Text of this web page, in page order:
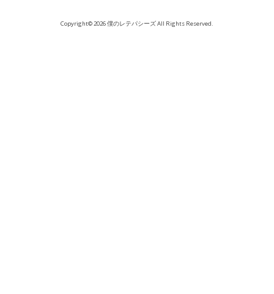
Copyright© 2026 僕のレテパシーズ All Rights Reserved.